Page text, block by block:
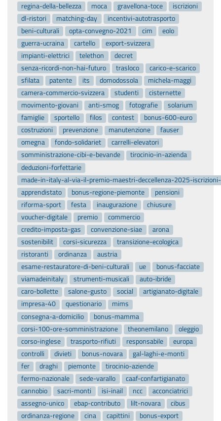
regina-della-bellezza
moca gravellona-toce
iscrizioni
dl-ristori
matching-day
incentivi-autotrasporto
beni-culturali
opta-convegno-2021 cim
eolo
guerra-ucraina
cartello
export-svizzera
impianti-elettrici
telethon
decret
senza-ricordi-non-hai-futuro
trasloco
carico-e-scarico
sfilata
patente its domodossola
michela-maggi
camera-commercio-svizzera
studenti
cisternette
movimento-giovani
anti-smog fotografie
solarium
famiglie
sportello filos contest
bonus-600-euro
costruzioni
prevenzione manutenzione
fauser
omegna
fondo-solidariet
carrelli-elevatori
somministrazione-cibi-e-bevande
tirocinio-in-azienda
deduzioni-forfettarie
made-in-italy-al-via-il-premio-maestri-deccellenza-2025-
apprendistato
bonus-regione-piemonte
pensioni
riforma-sport
festa inaugurazione
chiusure
voucher-digitale
premio
commercio
credito-imposta-gas
convenzione-siae
arona
sostenibilit
corsi-sicurezza
transizione-ecologica
ristoranti
ordinanza
austria
esame-restauratore-di-beni-culturali
ue
bonus-facciate
viamadeinitaly
strumenti-musicali
auto-ibride
caro-bollette
salone-gusto social
artigianato-digitale
impresa-40
questionario
mims
consegna-a-domicilio
bonus-mamma
corsi-100-ore-somministrazione
theonemilano
oleggio
corso-inglese
trasporto-rifiuti responsabile
europa
controlli
divieti bonus-novara
gal-laghi-e-monti
fer
draghi piemonte
tirocinio-aziende
fermo-nazionale
sede-varallo
caaf-confartigianato
cannobio
sacri-monti isi-inail ncc
acconciatrici
assegno-unico
ebap-contributo lilt-novara
cibus
ordinanza-regione
cina capittini
bonus-export